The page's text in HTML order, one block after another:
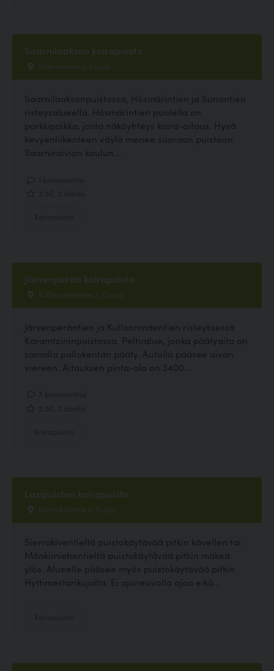
Saarnilaakson koirapuisto
Saarnilaakso, Espoo
Saarnilaaksonpuistossa, Hösmärintien ja Sunantien
risteysalueella. Hösmärintien puolella on
parkkipaikka, josta näköyhteys koira-aitaus. Hyvä
kevyenliikenteen väylä menee suoraan puistoon
Saarniraivion koulun...
Järvenperän koirapuisto
Kulloonmäentie 2, Espoo
Järvenperäntien ja Kulloonmäentien risteyksessä
Karamtzininpuistossa. Peltoalue, jonka päätyaita on
samalla pallokentän pääty. Autolla pääsee aivan
viereen. Aitauksen pinta-ala on 3400...
Lasipuiston koirapuisto
Sierrakiventie 5, Espoo
Sierrakiventieltä puistokäytävää pitkin kävellen tai
Mönkimiehentieltä puistokäytävää pitkin mäkeä
ylös. Alueelle pääsee myös puistokäytävää pitkin
Hyttimestarikujalta. Ei ajoneuvolla ajoa eikä...